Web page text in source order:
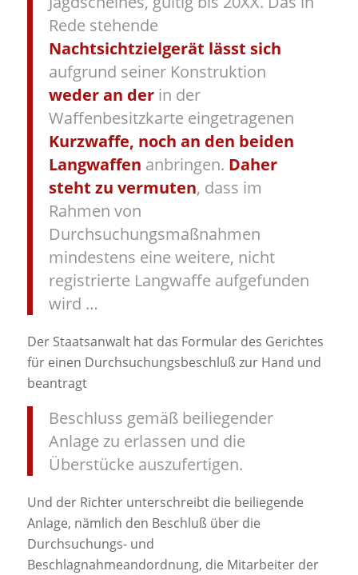
Rede stehende
Nachtsichtzielgerät lässt sich
aufgrund seiner Konstruktion
weder an derin der
Waffenbesitzkarte eingetragenen
Kurzwaffe, noch an den beiden
Langwaffen anbringen. Daher
steht zu vermuten, dass im
Rahmen von
Durchsuchungsmaßnahmen
mindestens eine weitere, nicht
registrierte Langwaffe aufgefunden
wird …
Der Staatsanwalt hat das Formular des Gerichtes
für einen Durchsuchungsbeschluß zur Hand und
beantragt
Beschluss gemäß beiliegender
Anlage zu erlassen und die
Überstücke auszufertigen.
Und der Richter unterschreibt die beiliegende
Anlage, nämlich den Beschluß über die
Durchsuchungs- und
Beschlagnahmeandordnung, die Mitarbeiter der